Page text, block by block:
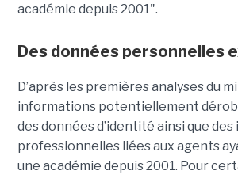
académie depuis 2001".
Des données personnelles
D’après les premières analyses du
informations potentiellement
des données d’identité ainsi que
professionnelles liées aux agents
une académie depuis 2001. Pour